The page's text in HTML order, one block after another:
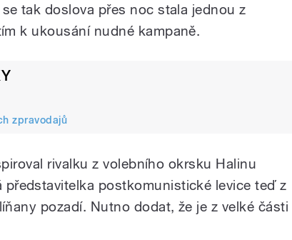
tak doslova přes noc stala jednou z
k ukousání nudné kampaně.
zpravodajů
rivalku z volebního okrsku Halinu
představitelka postkomunistické levice teď z
pozadí. Nutno dodat, že je z velké části